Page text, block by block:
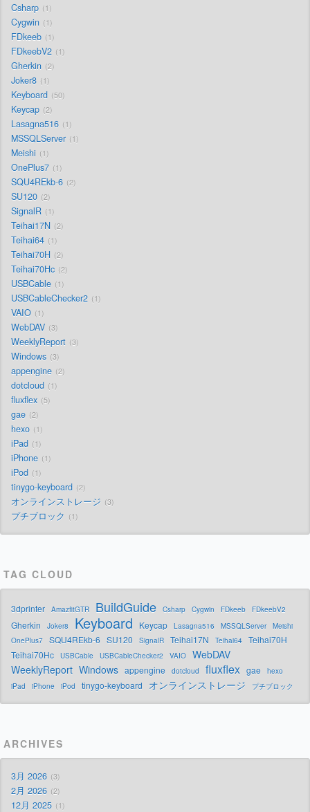
Csharp 1
Cygwin 1
FDkeeb 1
FDkeebV2 1
Gherkin 2
Joker8 1
Keyboard 50
Keycap 2
Lasagna516 1
MSSQLServer 1
Meishi 1
OnePlus7 1
SQU4REkb-6 2
SU120 2
SignalR 1
Teihai17N 2
Teihai64 1
Teihai70H 2
Teihai70Hc 2
USBCable 1
USBCableChecker2 1
VAIO 1
WebDAV 3
WeeklyReport 3
Windows 3
appengine 2
dotcloud 1
fluxflex 5
gae 2
hexo 1
iPad 1
iPhone 1
iPod 1
tinygo-keyboard 2
オンラインストレージ 3
プチブロック 1
TAG CLOUD
3dprinter AmazfitGTR BuildGuide Csharp Cygwin FDkeeb FDkeebV2
Gherkin Joker8 Keyboard Keycap Lasagna516 MSSQLServer
Meishi
OnePlus7
SQU4REkb-6 SU120 SignalR Teihai17N Teihai64
Teihai70H
Teihai70Hc
USBCable USBCableChecker2 VAIO
WebDAV
WeeklyReport Windows appengine dotcloud fluxflex gae
hexo
iPad
iPhone iPod tinygo-keyboard オンラインストレージ プチブロック
ARCHIVES
3月 2026 3
2月 2026 2
12月 2025 1